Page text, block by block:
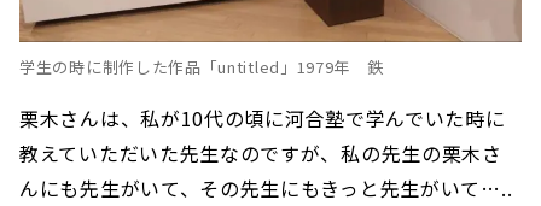
学生の時に制作した作品「untitled」1979年 鉄
栗木さんは、私が10代の頃に河合塾で学んでいた時に
教えていただいた先生なのですが、私の先生の栗木さ
んにも先生がいて、その先生にもきっと先生がいて…..